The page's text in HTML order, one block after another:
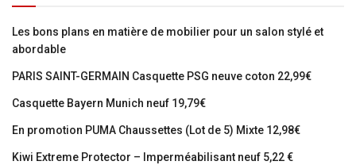
Les bons plans en matière de mobilier pour un salon stylé et
abordable
PARIS SAINT-GERMAIN Casquette PSG neuve coton 22,99€
Casquette Bayern Munich neuf 19,79€
En promotion PUMA Chaussettes (Lot de 5) Mixte 12,98€
Kiwi Extreme Protector – Imperméabilisant neuf 5,22 €